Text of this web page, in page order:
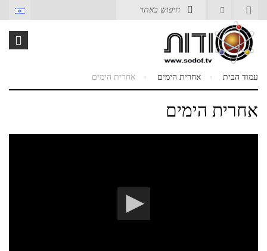
עמוד הבית אחרית הימים אחרית הימים
אחרית הימים